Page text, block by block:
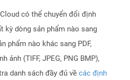
có thể chuyển đổi định
kỳ dòng sản phẩm nào sang
phẩm nào khác sang PDF,
ảnh (TIFF, JPEG, PNG BMP),
danh sách đầy đủ về các định